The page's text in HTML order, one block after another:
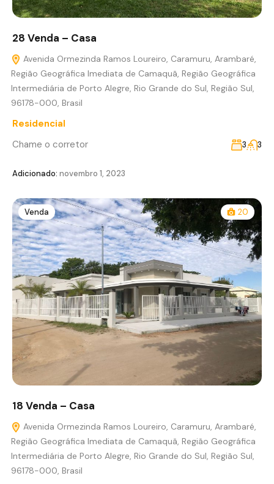
28 Venda – Casa
Avenida Ormezinda Ramos Loureiro, Caramuru, Arambaré,
Região Geográfica Imediata de Camaquã, Região Geográfica
Intermediária de Porto Alegre, Rio Grande do Sul, Região Sul,
96178-000, Brasil
Residencial
Chame o corretor
3 3
Adicionado: novembro 1, 2023
Venda 20
18 Venda – Casa
Avenida Ormezinda Ramos Loureiro, Caramuru, Arambaré,
Região Geográfica Imediata de Camaquã, Região Geográfica
Intermediária de Porto Alegre, Rio Grande do Sul, Região Sul,
96178-000, Brasil